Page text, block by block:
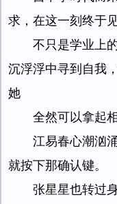
求，在这一刻终于
不只是学业上
沉浮浮中寻到自我
她
全然可以拿起
江易春心潮汹
就按下那确认键。
张星星也转过